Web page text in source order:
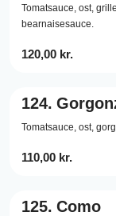
Tomatsauce, ost,
bearnaisesauce.
120,00 kr.
124.
Tomatsauce, ost,
110,00 kr.
125. Como